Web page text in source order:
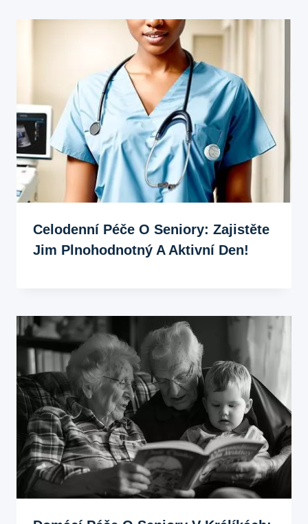
Celodenní Péče O Seniory: Zajistěte
Jim Plnohodnotný A Aktivní Den!